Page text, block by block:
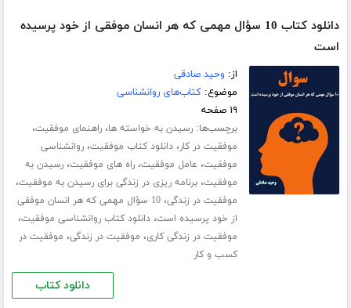
دانلود کتاب 10 سؤال مهمی که هر انسان‌ موفقی از خود پرسیده
‌است
از: وحید صادقی
موضوع:کتاب‌های روانشناسی
۱۹ صفحه
برچسب‌ها:رسیدن به خواسته ها،راهنمای موفقیت،
موفقیت در کار،دانلود کتاب موفقیت،روانشناسی
موفقیت، عامل موفقیت،راه های موفقیت،رسیدن به
موفقیت،برنامه ریزی در زندگی برای رسیدن به موفقیت،
موفقیت در زندگی،
10 سؤال مهمی که هر انسان‌ موفقی
از خود پرسیده ‌است،دانلود کتاب روانشناسی موفقیت،
موفقیت در زندگی کاری، موفقیت در زندگی، موفقیت در
کسب و کار
دانلود کتاب